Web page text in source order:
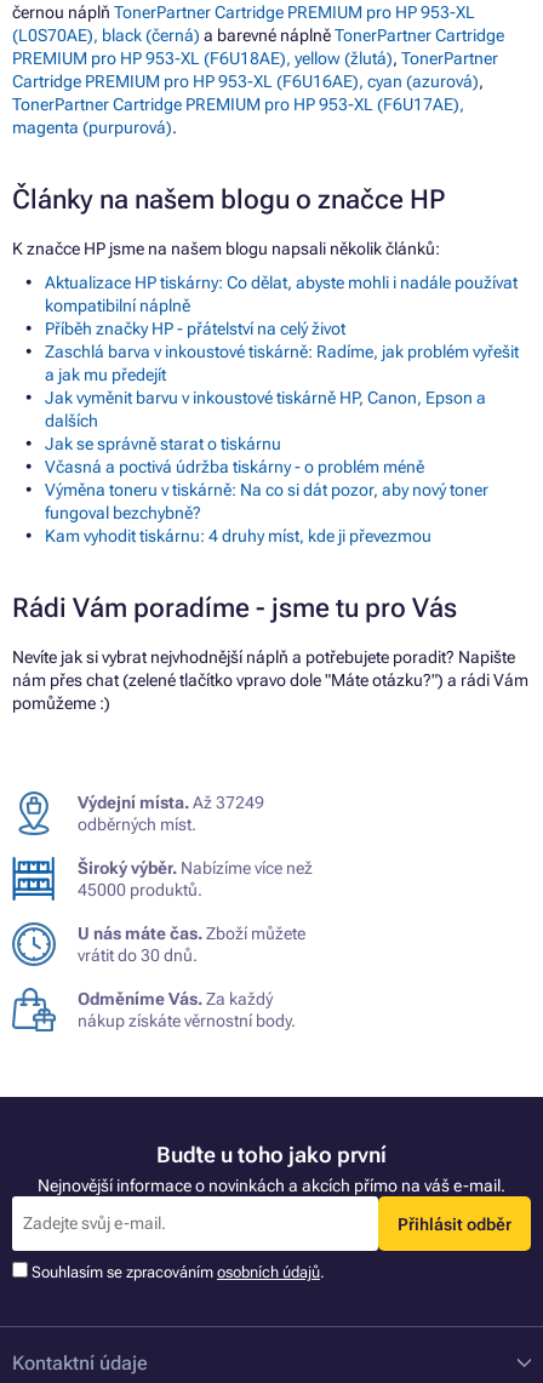
černou náplň TonerPartner Cartridge PREMIUM pro HP 953-XL
(L0S70AE), black (černá) a barevné náplněTonerPartner Cartridge
PREMIUM pro HP 953-XL (F6U18AE), yellow (žlutá), TonerPartner
Cartridge PREMIUM pro HP 953-XL (F6U16AE), cyan (azurová),
TonerPartner Cartridge PREMIUM pro HP 953-XL (F6U17AE),
magenta (purpurová).
Články na našem blogu o značce HP
K značce HP jsme na našem blogu napsali několik článků:
Aktualizace HP tiskárny: Co dělat, abyste mohli i nadále používat
kompatibilní náplně
Příběh značky HP - přátelství na celý život
Zaschlá barva v inkoustové tiskárně: Radíme, jak problém vyřešit
a jak mu předejít
Jak vyměnit barvu v inkoustové tiskárně HP, Canon, Epson a
dalších
Jak se správně starat o tiskárnu
Včasná a poctivá údržba tiskárny - o problém méně
Výměna toneru v tiskárně: Na co si dát pozor, aby nový toner
fungoval bezchybně?
Kam vyhodit tiskárnu: 4 druhy míst, kde ji převezmou
Rádi Vám poradíme - jsme tu pro Vás
Nevíte jak si vybrat nejvhodnější náplň a potřebujete poradit? Napište
nám přes chat (zelené tlačítko vpravo dole "Máte otázku?") a rádi Vám
pomůžeme :)
Výdejní místa.Až 37249
odběrných míst.
Široký výběr. Nabízíme více než
45000 produktů.
U nás máte čas.Zboží můžete
vrátit do 30 dnů.
Odměníme Vás.Za každý
nákup získáte věrnostní body.
Buďte u toho jako první
Nejnovější informace o novinkách a akcích přímo na váš e-mail.
Přihlásit odběr
Souhlasím se zpracováním osobních údajů.
Kontaktní údaje